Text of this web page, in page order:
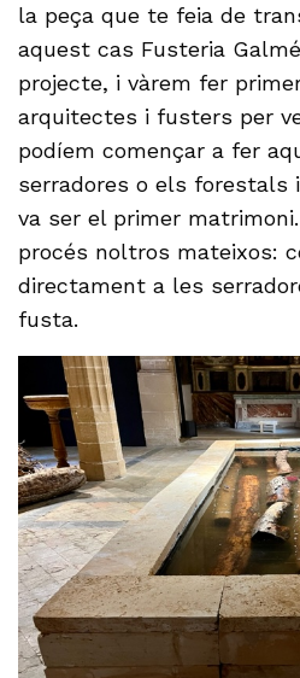
la peça que te feia de
aquest cas Fusteria
projecte, i vàrem fer
arquitectes i fusters per
podíem començar a fer
serradores o els forestals
va ser el primer
procés noltros mateixos:
directament a les
fusta.